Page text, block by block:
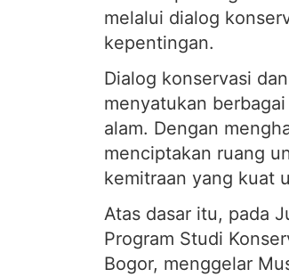
melalui dialog
kepentingan.
Dialog konservasi
menyatukan
alam. Dengan
menciptakan ruang
kemitraan yang kuat
Atas dasar itu, pada
Program Studi
Bogor, menggelar